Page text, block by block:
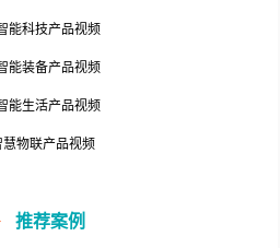
能科技产品视频
能装备产品视频
能生活产品视频
物联产品视频
推荐案例